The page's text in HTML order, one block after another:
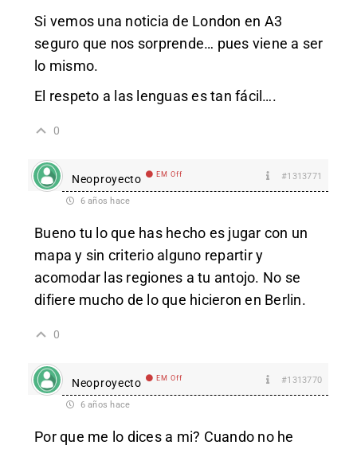
Si vemos una noticia de London en A3
seguro que nos sorprende… pues viene a ser
lo mismo.
El respeto a las lenguas es tan fácil….
0
Neoproyecto EM Off #1313771
6 años hace
Bueno tu lo que has hecho es jugar con un
mapa y sin criterio alguno repartir y
acomodar las regiones a tu antojo. No se
difiere mucho de lo que hicieron en Berlin.
0
Neoproyecto EM Off #1313770
6 años hace
Por que me lo dices a mi? Cuando no he